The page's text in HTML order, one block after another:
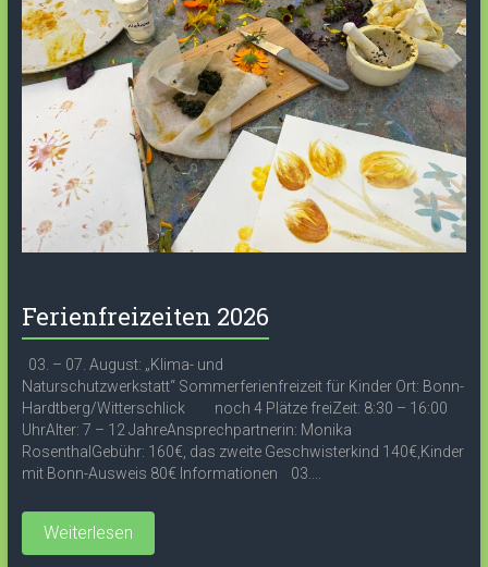
Ferienfreizeiten 2026
03. – 07. August: „Klima- und
Naturschutzwerkstatt“ Sommerferienfreizeit für Kinder Ort: Bonn-
Hardtberg/Witterschlick noch 4 Plätze freiZeit: 8:30 – 16:00
UhrAlter: 7 – 12 JahreAnsprechpartnerin: Monika
RosenthalGebühr: 160€, das zweite Geschwisterkind 140€,Kinder
mit Bonn-Ausweis 80€ Informationen 03....
Weiterlesen